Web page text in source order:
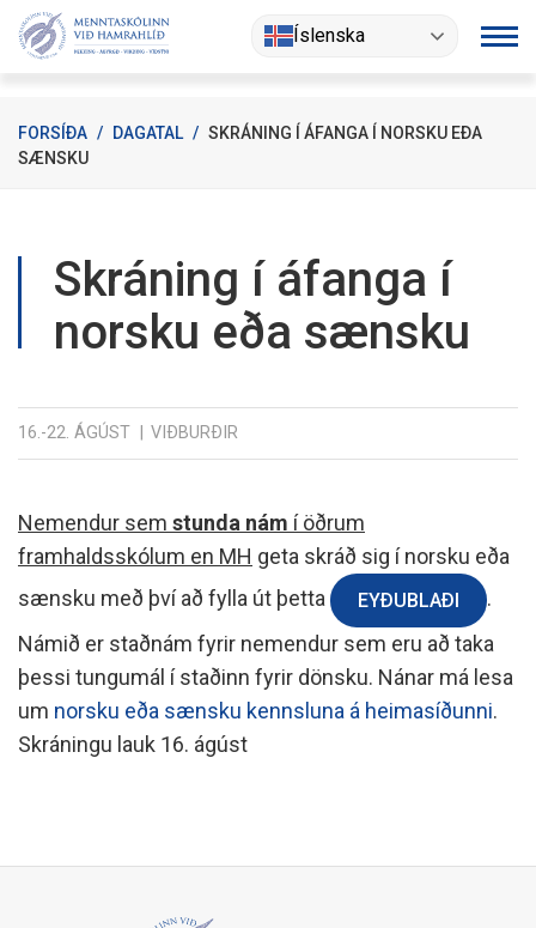
Fara
Íslenska
FORSÍÐA / DAGATAL / SKRÁNING Í ÁFANGA Í NORSKU EÐA
SÆNSKU
Skráning í áfanga í
norsku eða sænsku
16.-22. ÁGÚST VIÐBURÐIR
Nemendur sem stunda nám í öðrum
framhaldsskólum en MH geta skráð sig í norsku eða
sænsku með því að fylla út þetta
EYÐUBLAÐI
.
Námið er staðnám fyrir nemendur sem eru að taka
þessi tungumál í staðinn fyrir dönsku. Nánar má lesa
um norsku eða sænsku kennsluna á heimasíðunni.
Skráningu lauk 16. ágúst